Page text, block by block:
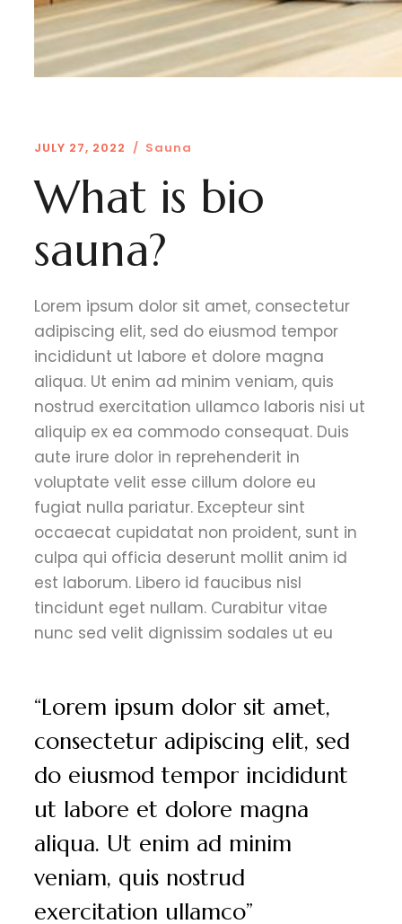
JULY 27, 2022 / Sauna
What is bio
sauna?
Lorem ipsum dolor sit amet, consectetur
adipiscing elit, sed do eiusmod tempor
incididunt ut labore et dolore magna
aliqua. Ut enim ad minim veniam, quis
nostrud exercitation ullamco laboris nisi ut
aliquip ex ea commodo consequat. Duis
aute irure dolor in reprehenderit in
voluptate velit esse cillum dolore eu
fugiat nulla pariatur. Excepteur sint
occaecat cupidatat non proident, sunt in
culpa qui officia deserunt mollit anim id
est laborum. Libero id faucibus nisl
tincidunt eget nullam. Curabitur vitae
nunc sed velit dignissim sodales ut eu
“Lorem ipsum dolor sit amet,
consectetur adipiscing elit, sed
do eiusmod tempor incididunt
ut labore et dolore magna
aliqua. Ut enim ad minim
veniam, quis nostrud
exercitation ullamco”